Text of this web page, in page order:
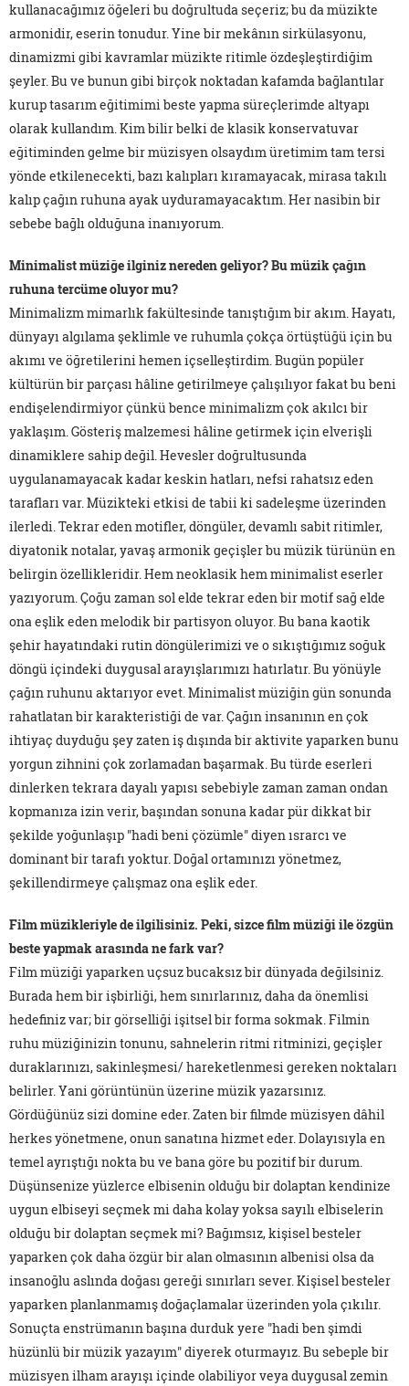
kullanacağımız öğeleri bu doğrultuda seçeriz; bu da müzikte
armonidir, eserin tonudur. Yine bir mekânın sirkülasyonu,
dinamizmi gibi kavramlar müzikte ritimle özdeşleştirdiğim
şeyler. Bu ve bunun gibi birçok noktadan kafamda bağlantılar
kurup tasarım eğitimimi beste yapma süreçlerimde altyapı
olarak kullandım. Kim bilir belki de klasik konservatuvar
eğitiminden gelme bir müzisyen olsaydım üretimim tam tersi
yönde etkilenecekti, bazı kalıpları kıramayacak, mirasa takılı
kalıp çağın ruhuna ayak uyduramayacaktım. Her nasibin bir
sebebe bağlı olduğuna inanıyorum.
Minimalist müziğe ilginiz nereden geliyor? Bu müzik çağın
ruhuna tercüme oluyor mu?
Minimalizm mimarlık fakültesinde tanıştığım bir akım. Hayatı,
dünyayı algılama şeklimle ve ruhumla çokça örtüştüğü için bu
akımı ve öğretilerini hemen içselleştirdim. Bugün popüler
kültürün bir parçası hâline getirilmeye çalışılıyor fakat bu beni
endişelendirmiyor çünkü bence minimalizm çok akılcı bir
yaklaşım. Gösteriş malzemesi hâline getirmek için elverişli
dinamiklere sahip değil. Hevesler doğrultusunda
uygulanamayacak kadar keskin hatları, nefsi rahatsız eden
tarafları var. Müzikteki etkisi de tabii ki sadeleşme üzerinden
ilerledi. Tekrar eden motifler, döngüler, devamlı sabit ritimler,
diyatonik notalar, yavaş armonik geçişler bu müzik türünün en
belirgin özellikleridir. Hem neoklasik hem minimalist eserler
yazıyorum. Çoğu zaman sol elde tekrar eden bir motif sağ elde
ona eşlik eden melodik bir partisyon oluyor. Bu bana kaotik
şehir hayatındaki rutin döngülerimizi ve o sıkıştığımız soğuk
döngü içindeki duygusal arayışlarımızı hatırlatır. Bu yönüyle
çağın ruhunu aktarıyor evet. Minimalist müziğin gün sonunda
rahatlatan bir karakteristiği de var. Çağın insanının en çok
ihtiyaç duyduğu şey zaten iş dışında bir aktivite yaparken bunu
yorgun zihnini çok zorlamadan başarmak. Bu türde eserleri
dinlerken tekrara dayalı yapısı sebebiyle zaman zaman ondan
kopmanıza izin verir, başından sonuna kadar pür dikkat bir
şekilde yoğunlaşıp "hadi beni çözümle" diyen ısrarcı ve
dominant bir tarafı yoktur. Doğal ortamınızı yönetmez,
şekillendirmeye çalışmaz ona eşlik eder.
Film müzikleriyle de ilgilisiniz. Peki, sizce film müziği ile özgün
beste yapmak arasında ne fark var?
Film müziği yaparken uçsuz bucaksız bir dünyada değilsiniz.
Burada hem bir işbirliği, hem sınırlarınız, daha da önemlisi
hedefiniz var; bir görselliği işitsel bir forma sokmak. Filmin
ruhu müziğinizin tonunu, sahnelerin ritmi ritminizi, geçişler
duraklarınızı, sakinleşmesi/ hareketlenmesi gereken noktaları
belirler. Yani görüntünün üzerine müzik yazarsınız.
Gördüğünüz sizi domine eder. Zaten bir filmde müzisyen dâhil
herkes yönetmene, onun sanatına hizmet eder. Dolayısıyla en
temel ayrıştığı nokta bu ve bana göre bu pozitif bir durum.
Düşünsenize yüzlerce elbisenin olduğu bir dolaptan kendinize
uygun elbiseyi seçmek mi daha kolay yoksa sayılı elbiselerin
olduğu bir dolaptan seçmek mi? Bağımsız, kişisel besteler
yaparken çok daha özgür bir alan olmasının albenisi olsa da
insanoğlu aslında doğası gereği sınırları sever. Kişisel besteler
yaparken planlanmamış doğaçlamalar üzerinden yola çıkılır.
Sonuçta enstrümanın başına durduk yere "hadi ben şimdi
hüzünlü bir müzik yazayım" diyerek oturmayız. Bu sebeple bir
müzisyen ilham arayışı içinde olabiliyor veya duygusal zemin